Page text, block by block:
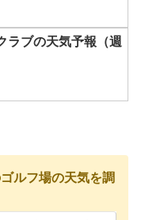
ラブの天気予報（週
ルフ場の天気を調